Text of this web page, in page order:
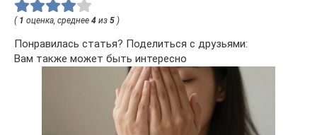
( 1 оценка, среднее 4 из 5 )
Понравилась статья? Поделиться с друзьями:
Вам также может быть интересно